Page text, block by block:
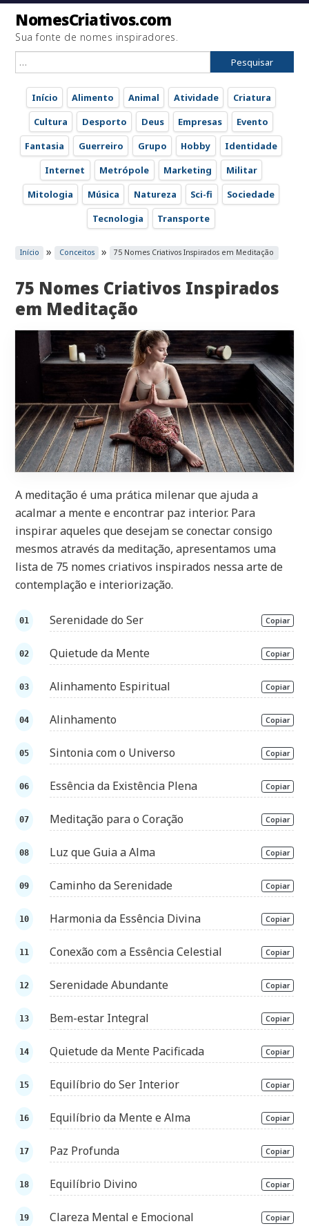
NomesCriativos.com
Sua fonte de nomes inspiradores.
por:
Início Alimento Animal Atividade
Criatura
Cultura
Desporto Deus Empresas
Evento
Fantasia
Guerreiro Grupo Hobby
Identidade
Internet
Metrópole Marketing
Militar
Mitologia
Música Natureza Sci-fi
Sociedade
Tecnologia
Transporte
Início » Conceitos » 75 Nomes Criativos Inspirados em Meditação
75 Nomes Criativos Inspirados
em Meditação
A meditação é uma prática milenar que ajuda a
acalmar a mente e encontrar paz interior. Para
inspirar aqueles que desejam se conectar consigo
mesmos através da meditação, apresentamos uma
lista de 75 nomes criativos inspirados nessa arte de
contemplação e interiorização.
Serenidade do Ser Copiar
Quietude da Mente Copiar
Alinhamento Espiritual Copiar
Alinhamento Copiar
Sintonia com o Universo Copiar
Essência da Existência Plena Copiar
Meditação para o Coração Copiar
Luz que Guia a Alma Copiar
Caminho da Serenidade Copiar
Harmonia da Essência Divina Copiar
Conexão com a Essência Celestial Copiar
Serenidade Abundante Copiar
Bem-estar Integral Copiar
Quietude da Mente Pacificada Copiar
Equilíbrio do Ser Interior Copiar
Equilíbrio da Mente e Alma Copiar
Paz Profunda Copiar
Equilíbrio Divino Copiar
Clareza Mental e Emocional Copiar